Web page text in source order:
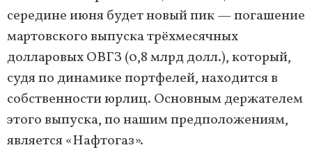
середине июня будет новый пик — погашение
мартовского выпуска трёхмесячных
долларовых ОВГЗ (0,8 млрд долл.), который,
судя по динамике портфелей, находится в
собственности юрлиц. Основным держателем
этого выпуска, по нашим предположениям,
является «Нафтогаз».